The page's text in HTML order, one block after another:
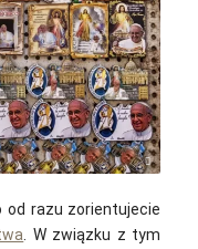
Tama66 / pixabay
od razu zorientujecie
. W związku z tym